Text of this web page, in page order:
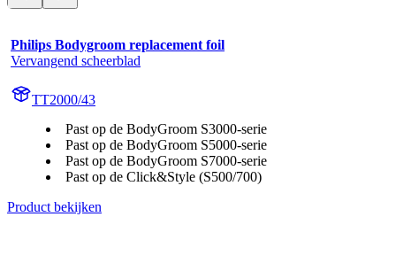
Philips Bodygroom replacement foil
Vervangend scheerblad
TT2000/43
Past op de BodyGroom S3000-serie
Past op de BodyGroom S5000-serie
Past op de BodyGroom S7000-serie
Past op de Click&Style (S500/700)
Product bekijken